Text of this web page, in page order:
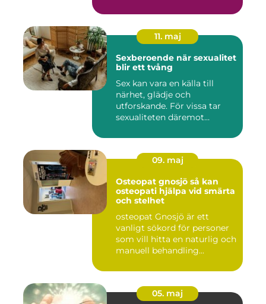
11. maj
Sexberoende när sexualitet
blir ett tvång
Sex kan vara en källa till
närhet, glädje och
utforskande. För vissa tar
sexualiteten däremot
09. maj
Osteopat gnosjö så kan
osteopati hjälpa vid smärta
och stelhet
osteopat Gnosjö är ett
vanligt sökord för personer
som vill hitta en naturlig och
manuell behandling...
05. maj